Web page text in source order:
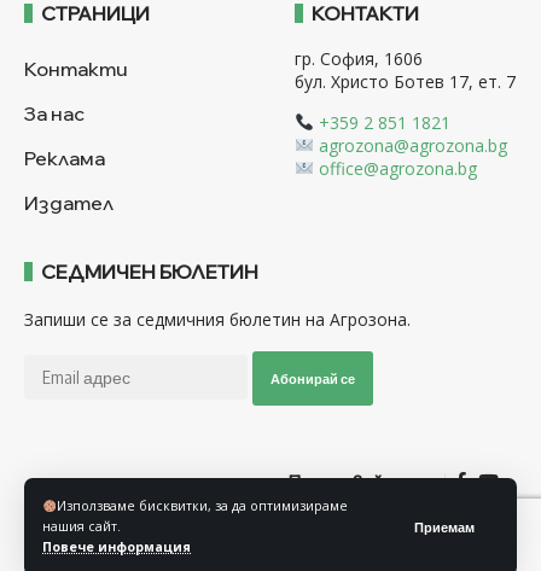
Използваме бисквитки, за да оптимизираме
нашия сайт.
Повече информация
Приемам
СТРАНИЦИ
Контакти
За нас
Реклама
Издател
КОНТАКТИ
гр. София, 1606
бул. Христо Ботев 17, ет. 7
+359 2 851 1821
agrozona@agrozona.bg
office@agrozona.bg
СЕДМИЧЕН БЮЛЕТИН
Запиши се за седмичния бюлетин на Агрозона.
Абонирай се
Последвайте ни
Общи условия
Политика за използване на “Бисквитки”